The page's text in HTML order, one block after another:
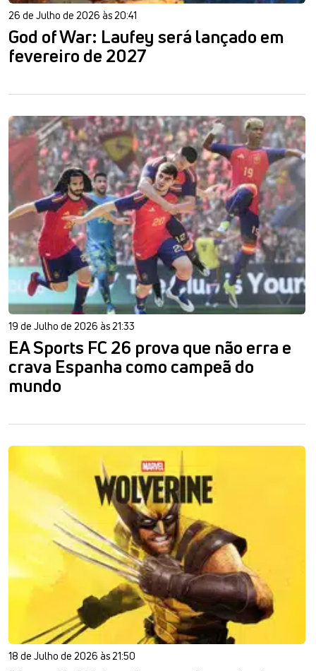
26 de Julho de 2026 às 20:41
God of War: Laufey será lançado em
fevereiro de 2027
19 de Julho de 2026 às 21:33
EA Sports FC 26 prova que não erra e
crava Espanha como campeã do
mundo
18 de Julho de 2026 às 21:50